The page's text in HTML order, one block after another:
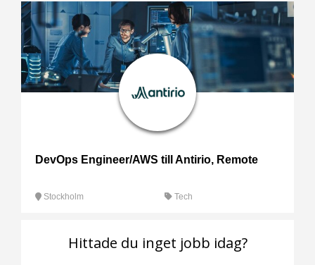
DevOps Engineer/AWS till Antirio, Remote
Stockholm Tech
Hittade du inget jobb idag?